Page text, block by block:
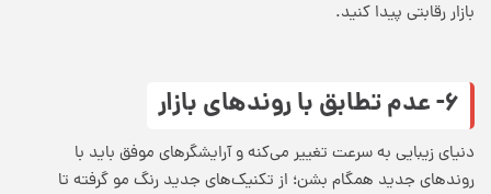
بازار رقابتی پیدا کنید.
۶- عدم تطابق با روندهای بازار
دنیای زیبایی به سرعت تغییر می‌کنه و آرایشگرهای موفق باید با
روندهای جدید همگام بشن؛ از تکنیک‌های جدید رنگ مو گرفته تا